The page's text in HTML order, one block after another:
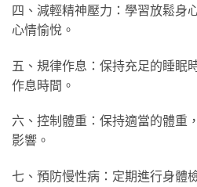
四、減輕精神壓力：學習放鬆身
心情愉悅。
五、規律作息：保持充足的睡眠
作息時間。
六、控制體重：保持適當的體重
影響。
七、預防慢性病：定期進行身體